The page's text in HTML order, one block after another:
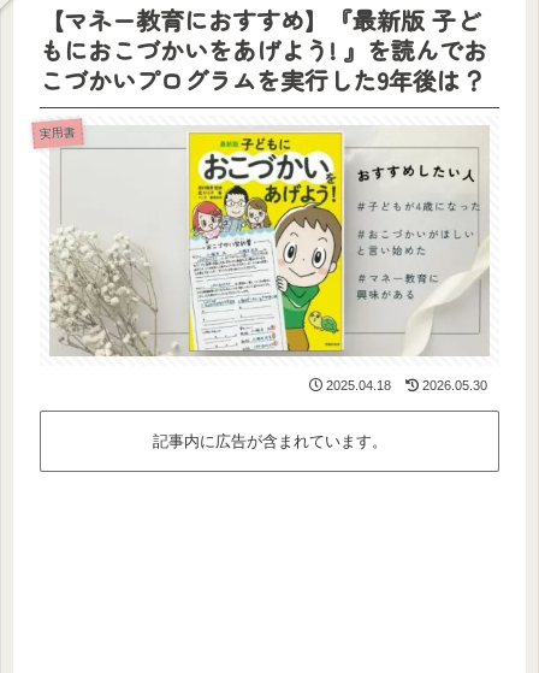
【マネー教育におすすめ】『最新版 子ど
もにおこづかいをあげよう! 』を読んでお
こづかいプログラムを実行した9年後は？
実用書
2025.04.18 2026.05.30
記事内に広告が含まれています。